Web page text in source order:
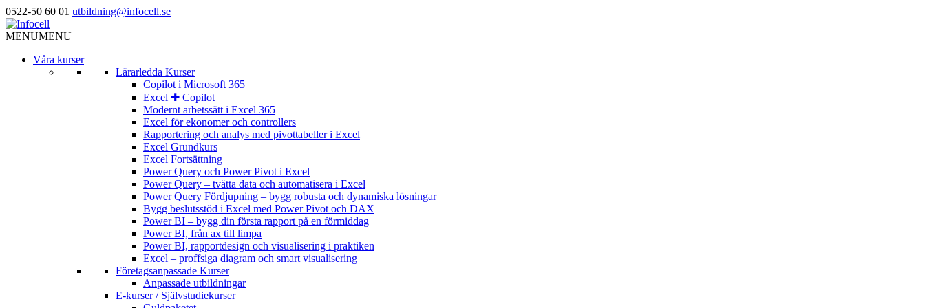
0522-50 60 01 utbildning@infocell.se
MENUMENU
Våra kurser
Lärarledda Kurser
Copilot i Microsoft 365
Excel ✚ Copilot
Modernt arbetssätt i Excel 365
Excel för ekonomer och controllers
Rapportering och analys med pivottabeller i Excel
Excel Grundkurs
Excel Fortsättning
Power Query och Power Pivot i Excel
Power Query – tvätta data och automatisera i Excel
Power Query Fördjupning – bygg robusta och dynamiska lösningar
Bygg beslutsstöd i Excel med Power Pivot och DAX
Power BI – bygg din första rapport på en förmiddag
Power BI, från ax till limpa
Power BI, rapportdesign och visualisering i praktiken
Excel – proffsiga diagram och smart visualisering
Företagsanpassade Kurser
Anpassade utbildningar
E-kurser / Självstudiekurser